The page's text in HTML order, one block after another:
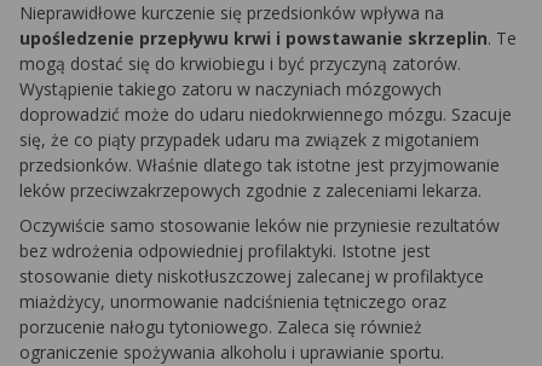
Nieprawidłowe kurczenie się przedsionków wpływa na
upośledzenie przepływu krwi i powstawanie skrzeplin. Te
mogą dostać się do krwiobiegu i być przyczyną zatorów.
Wystąpienie takiego zatoru w naczyniach mózgowych
doprowadzić może do udaru niedokrwiennego mózgu. Szacuje
się, że co piąty przypadek udaru ma związek z migotaniem
przedsionków. Właśnie dlatego tak istotne jest przyjmowanie
leków przeciwzakrzepowych zgodnie z zaleceniami lekarza.
Oczywiście samo stosowanie leków nie przyniesie rezultatów
bez wdrożenia odpowiedniej profilaktyki. Istotne jest
stosowanie diety niskotłuszczowej zalecanej w profilaktyce
miażdżycy, unormowanie nadciśnienia tętniczego oraz
porzucenie nałogu tytoniowego. Zaleca się również
ograniczenie spożywania alkoholu i uprawianie sportu.